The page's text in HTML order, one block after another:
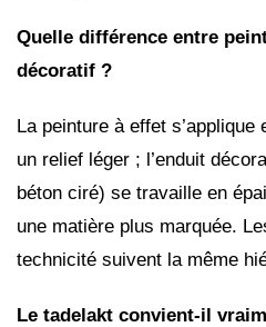
Quelle différence entre
décoratif ?
La peinture à effet
un relief léger ; l’enduit
béton ciré) se travaille en
une matière plus marquée.
technicité suivent la même
Le tadelakt convient-il